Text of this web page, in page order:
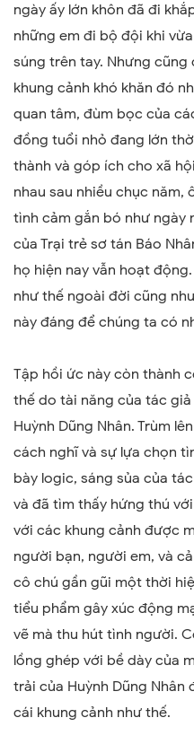
ngày ấy lớn khôn đã đi
những em đi bộ đội khi
súng trên tay. Nhưng
khung cảnh khó khăn đó
quan tâm, đùm bọc của
đồng tuổi nhỏ đang lớn
thành và góp ích cho xã
nhau sau nhiều chục năm,
tình cảm gắn bó như ngày
của Trại trẻ sơ tán Báo
họ hiện nay vẫn hoạt
như thế ngoài đời cũng
này đáng để chúng ta có
Tập hồi ức này còn thành
thế do tài năng của tác
Huỳnh Dũng Nhân. Trùm
cách nghĩ và sự lựa chọn
bày logic, sáng sủa của
và đã tìm thấy hứng thú
với các khung cảnh được
người bạn, người em, và
cô chú gần gũi một thời
tiểu phẩm gây xúc động
vẽ mà thu hút tình người.
lồng ghép với bề dày của
trải của Huỳnh Dũng
cái khung cảnh như thế.